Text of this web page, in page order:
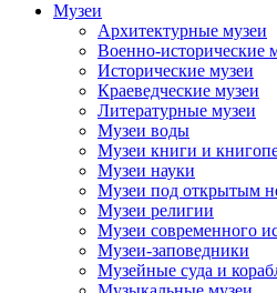
Музеи
Архитектурные музеи
Военно-исторические
Исторические музеи
Краеведческие музеи
Литературные музеи
Музеи воды
Музеи книги и
Музеи науки
Музеи под открытым
Музеи религии
Музеи современного
Музеи-заповедники
Музейные суда и